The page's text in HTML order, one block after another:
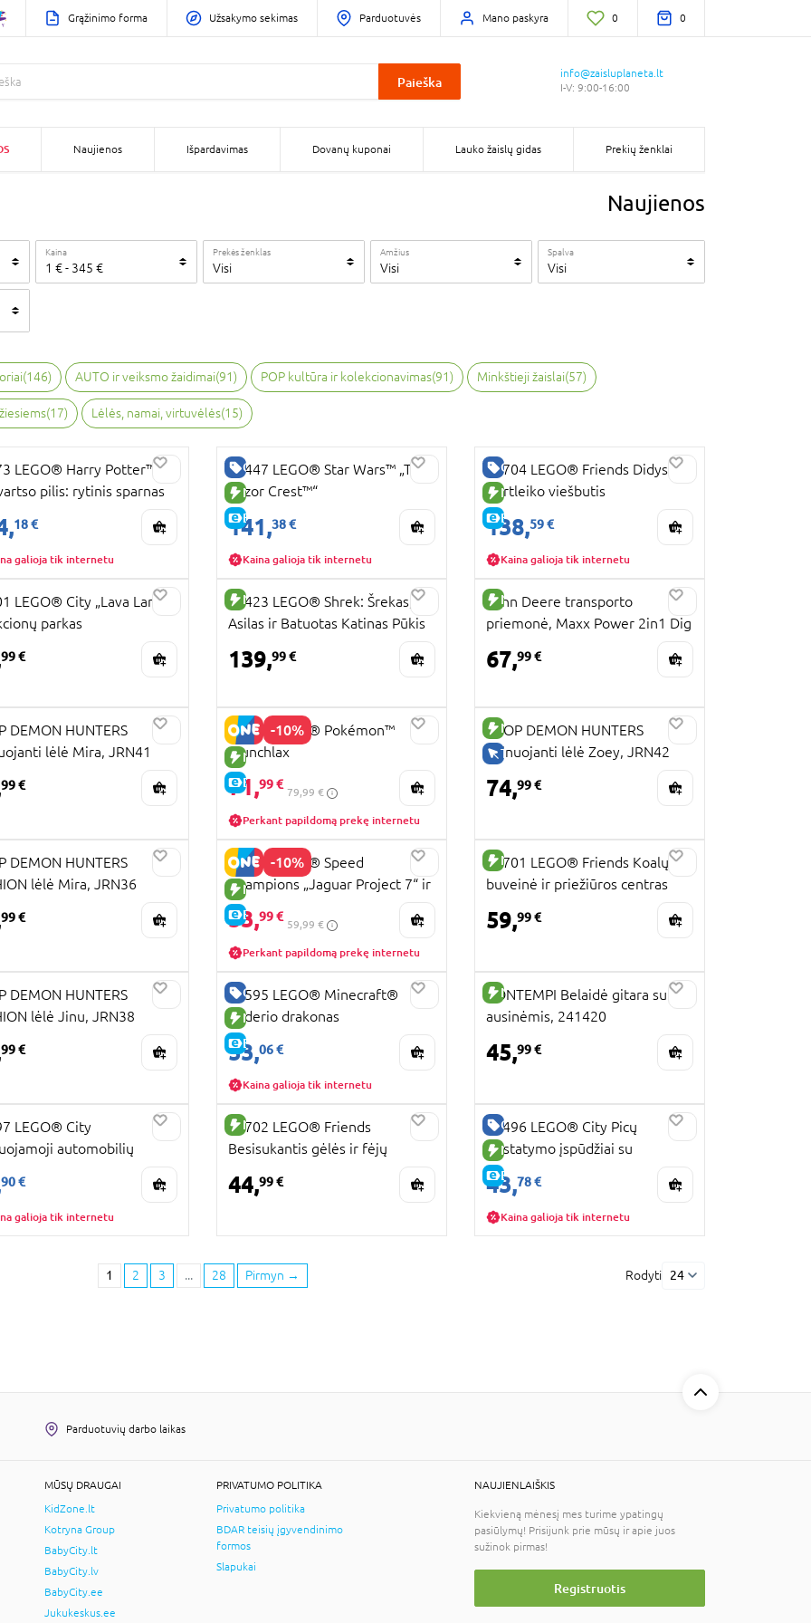
Grąžinimo forma Užsakymo sekimas Parduotuvės Mano paskyra 0 0
Paieška
info@zaisluplaneta.lt
I-V: 9:00-16:00
Naujienos Išpardavimas Dovanų kuponai Lauko žaislų gidas Prekių ženklai
Naujienos
Kaina
1 €- 345 €
Prekės ženklas
Visi
Amžius
Visi
Spalva
Visi
(146) AUTO ir veiksmo žaidimai(91) POP kultūra ir kolekcionavimas(91) Minkštieji žaislai(57)
(17) Lėlės, namai, virtuvėlės(15)
KAINA
PREKĖ
LEGO® Harry Potter™
pilis: rytinis sparnas
18 €
galioja tik internetu
GERA KAINA
NAUJA PREKĖ
E-KAINA
75447 LEGO® Star Wars™ „The
Razor Crest™“
141,38 €
Kaina galioja tik internetu
GERA KAINA
NAUJA PREKĖ
E-KAINA
42704 LEGO® Friends Didysis
Hartleiko viešbutis
138,59 €
Kaina galioja tik internetu
PREKĖ
LEGO® City „Lava Land“
parkas
99 €
NAUJA PREKĖ
72423 LEGO® Shrek: Šrekas,
Asilas ir Batuotas Katinas Pūkis
139,99 €
NAUJA PREKĖ
John Deere transporto
priemonė, Maxx Power 2in1 Dig
67,99 €
PREKĖ
INTERNETU
DEMON HUNTERS
lėlė Mira, JRN41
99 €
-10%
NAUJA PREKĖ
E-KAINA
72150 LEGO® Pokémon™
Munchlax
71,99 €
79,99 €
Perkant papildomą prekę internetu
NAUJA PREKĖ
TIK INTERNETU
KPOP DEMON HUNTERS
dainuojanti lėlė Zoey, JRN42
74,99 €
PREKĖ
INTERNETU
DEMON HUNTERS
lėlė Mira, JRN36
99 €
-10%
NAUJA PREKĖ
E-KAINA
77264 LEGO® Speed
Champions „Jaguar Project 7“ ir
„Land Rover Defender“
53,99 €
59,99 €
Perkant papildomą prekę internetu
NAUJA PREKĖ
42701 LEGO® Friends Koalų
buveinė ir priežiūros centras
59,99 €
PREKĖ
INTERNETU
DEMON HUNTERS
lėlė Jinu, JRN38
99 €
GERA KAINA
NAUJA PREKĖ
E-KAINA
21595 LEGO® Minecraft®
Enderio drakonas
53,06 €
Kaina galioja tik internetu
NAUJA PREKĖ
BONTEMPI Belaidė gitara su
ausinėmis, 241420
45,99 €
KAINA
PREKĖ
LEGO® City
automobilių
90 €
galioja tik internetu
NAUJA PREKĖ
42702 LEGO® Friends
Besisukantis gėlės ir fėjų
44,99 €
GERA KAINA
NAUJA PREKĖ
E-KAINA
60496 LEGO® City Picų
pristatymo įspūdžiai su
transporto priemonėmis
43,78 €
Kaina galioja tik internetu
1 2 3 ... 28 Pirmyn → Rodyti 24
Parduotuvių darbo laikas
MŪSŲ DRAUGAI
KidZone.lt
Kotryna Group
BabyCity.lt
BabyCity.lv
BabyCity.ee
Jukukeskus.ee
PRIVATUMO POLITIKA
Privatumo politika
BDAR teisių įgyvendinimo
formos
Slapukai
NAUJIENLAIŠKIS
Kiekvieną mėnesį mes turime ypatingų
pasiūlymų! Prisijunk prie mūsų ir apie juos
sužinok pirmas!
Registruotis